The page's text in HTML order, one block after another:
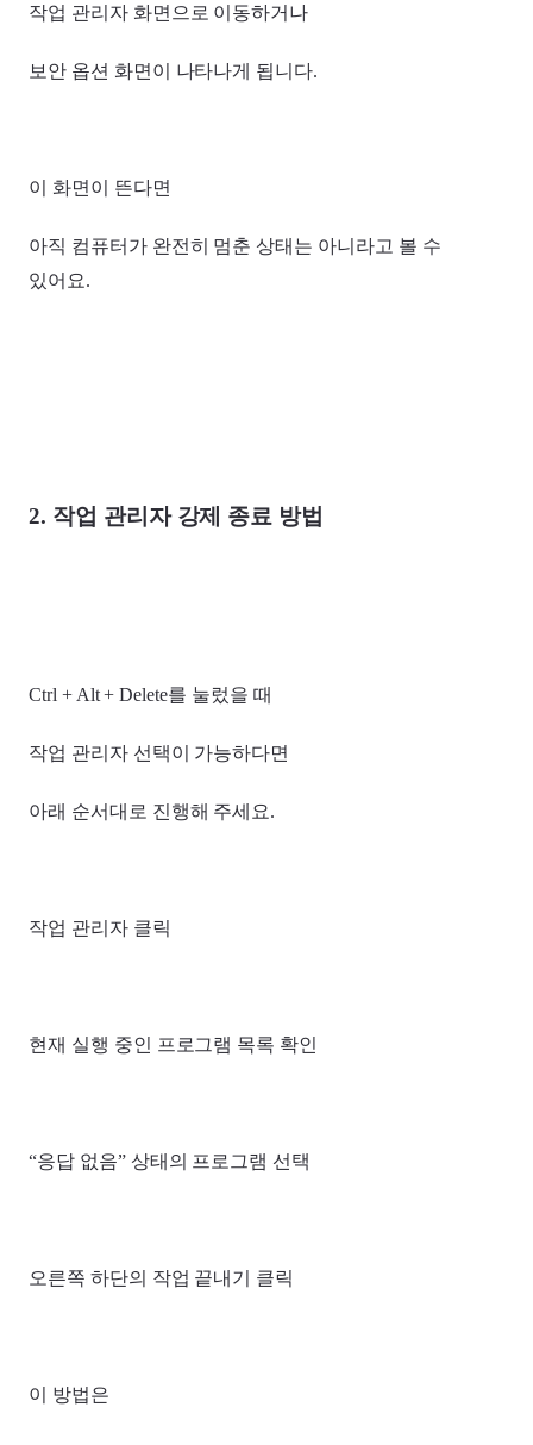
작업 관리자 화면으로 이동하거나
보안 옵션 화면이 나타나게 됩니다.
이 화면이 뜬다면
아직 컴퓨터가 완전히 멈춘 상태는 아니라고 볼 수
있어요.
2. 작업 관리자 강제 종료 방법
Ctrl + Alt + Delete를 눌렀을 때
작업 관리자 선택이 가능하다면
아래 순서대로 진행해 주세요.
작업 관리자 클릭
현재 실행 중인 프로그램 목록 확인
“응답 없음” 상태의 프로그램 선택
오른쪽 하단의 작업 끝내기 클릭
이 방법은